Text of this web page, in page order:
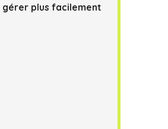
gérer plus facilement